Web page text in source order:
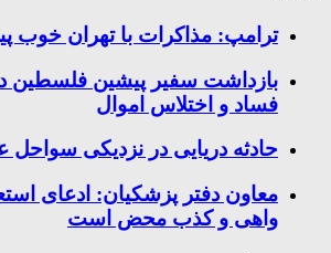
ترامپ: مذاکرات با تهران خوب
بازداشت سفیر پیشین فلسطین در
فساد و اختلاس اموال
حادثه دریایی در نزدیکی سواحل
معاون دفتر پزشکیان: ادعای
واهی و کذب محض است